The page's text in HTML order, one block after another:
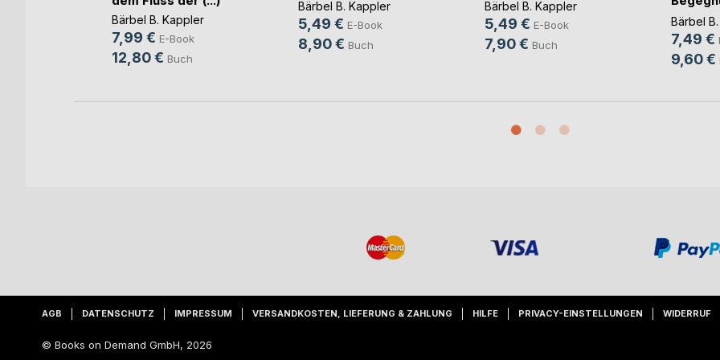
Bärbel B. Kappler
7,99 € E-Book
12,80 € Buch
Bärbel B. Kappler
5,49 € E-Book
8,90 € Buch
Bärbel B. Kappler
5,49 € E-Book
7,90 € Buch
u(...)
Bärbel
7,49 €
9,60 €
AGB DATENSCHUTZ IMPRESSUM VERSANDKOSTEN, LIEFERUNG & ZAHLUNG HILFE PRIVACY-EINSTELLUNGEN WIDERRUF
© Books on Demand GmbH, 2026